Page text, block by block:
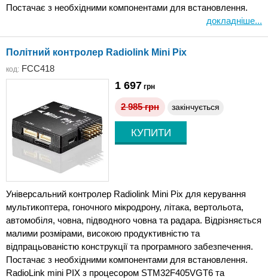
Постачає з необхідними компонентами для встановлення.
докладніше...
Політний контролер Radiolink Mini Pix
код: FCC418
1 697 грн
2 985грн закінчується
Універсальний контролер Radiolink Mini Pix для керування
мультикоптера, гоночного мікродрону, літака, вертольота,
автомобіля, човна, підводного човна та радара. Відрізняється
малими розмірами, високою продуктивністю та
відпрацьованістю конструкції та програмного забезпечення.
Постачає з необхідними компонентами для встановлення.
RadioLink mini PIX з процесором STM32F405VGT6 та